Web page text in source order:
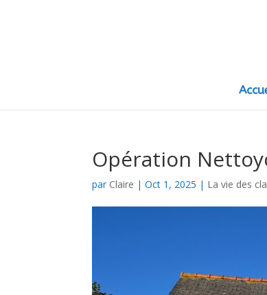
Opération
par Claire |Oct 1, 2025 | La vie des